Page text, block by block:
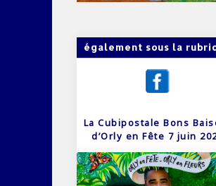
également sous la
La Cubipostale Bons
d’Orly en Fête 7 juin